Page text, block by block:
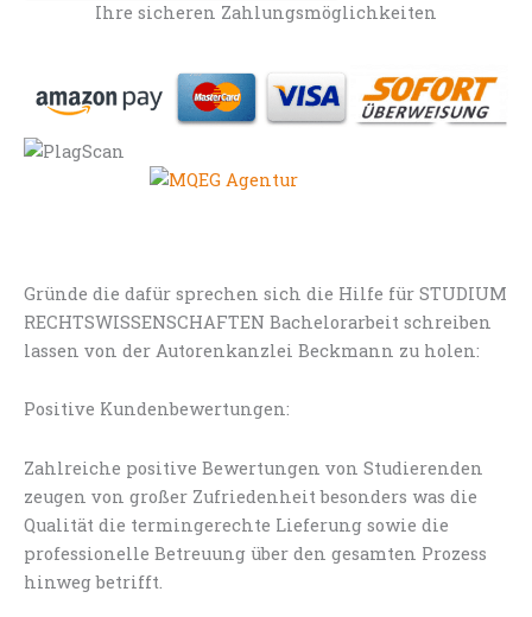
Ihre sicheren Zahlungsmöglichkeiten
Gründe die dafür sprechen sich die Hilfe für STUDIUM
RECHTSWISSENSCHAFTEN Bachelorarbeit schreiben
lassen von der Autorenkanzlei Beckmann zu holen:
Positive Kundenbewertungen:
Zahlreiche positive Bewertungen von Studierenden
zeugen von großer Zufriedenheit besonders was die
Qualität die termingerechte Lieferung sowie die
professionelle Betreuung über den gesamten Prozess
hinweg betrifft.